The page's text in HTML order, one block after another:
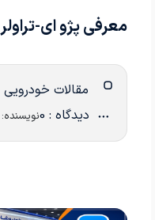
معرفی پژو ای-تراولر
مقالات خودرویی
دیدگاه : 0 نویسنده: